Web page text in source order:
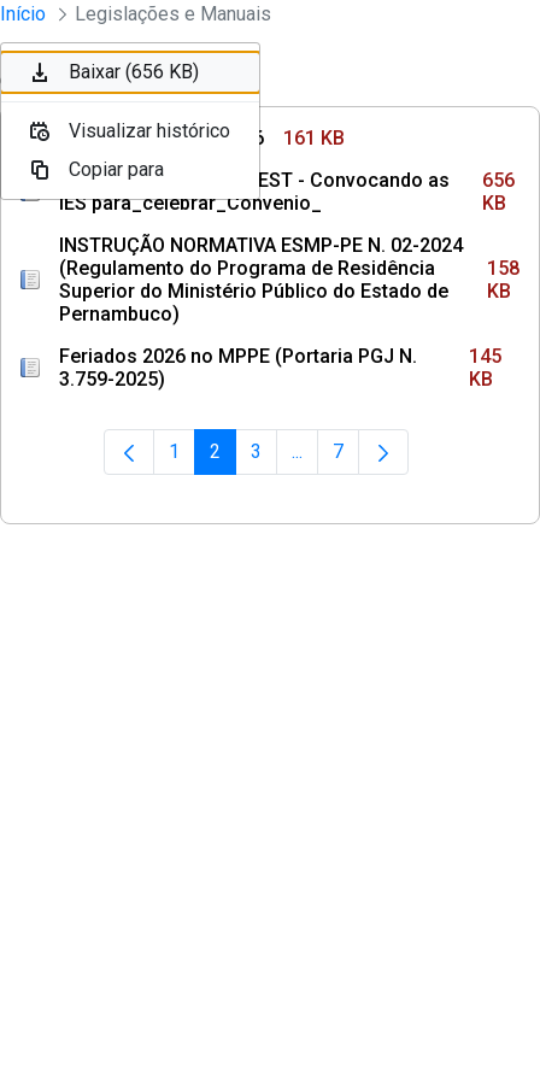
Pular para o Conteúdo principal
Divisão Minima - Escola Superior
Início Legislações e Manuais
Ordenar Filtro
APÓLICE SEGURO 2026
161 KB
Aviso 001 2024 GEDIMEST - Convocando as
IES para_celebrar_Convenio_
656
KB
INSTRUÇÃO NORMATIVA ESMP-PE N. 02-2024
(Regulamento do Programa de Residência
Superior do Ministério Público do Estado de
Pernambuco)
158
KB
Feriados 2026 no MPPE (Portaria PGJ N.
3.759-2025)
145
KB
Página
1 Página
2 Página
3 ...Páginas intermediárias Usar
Página
7
Baixar (161 KB)
Visualizar histórico
Copiar para
Baixar (656 KB)
Visualizar histórico
Copiar para